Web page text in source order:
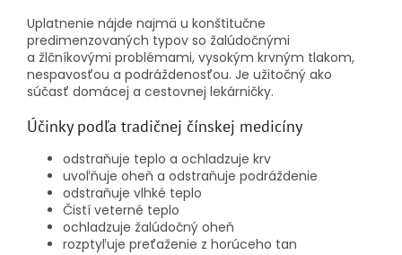
Uplatnenie nájde najmä u konštitučne
predimenzovaných typov so žalúdočnými
a žlčníkovými problémami, vysokým krvným tlakom,
nespavosťou a podráždenosťou. Je užitočný ako
súčasť domácej a cestovnej lekárničky.
Účinky podľa tradičnej čínskej medicíny
odstraňuje teplo a ochladzuje krv
uvoľňuje oheň a odstraňuje podráždenie
odstraňuje vlhké teplo
Čistí veterné teplo
ochladzuje žalúdočný oheň
rozptyľuje preťaženie z horúceho tan